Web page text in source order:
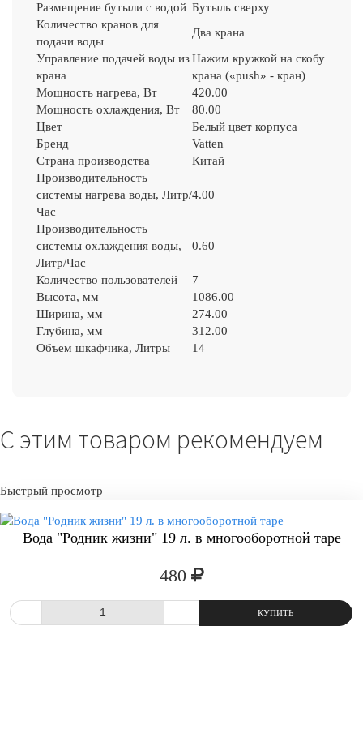
Размещение бутыли с водой Бутыль сверху
Количество кранов для
подачи воды
Два крана
Управление подачей воды из
крана
Нажим кружкой на скобу
крана («push» - кран)
Мощность нагрева, Вт
420.00
Мощность охлаждения, Вт
80.00
Цвет
Белый цвет корпуса
Бренд
Vatten
Страна производства
Китай
Производительность
системы нагрева воды, Литр/
Час
4.00
Производительность
системы охлаждения воды,
Литр/Час
0.60
Количество пользователей
7
Высота, мм
1086.00
Ширина, мм
274.00
Глубина, мм
312.00
Объем шкафчика, Литры
14
С этим товаром рекомендуем
Быстрый просмотр
Вода "Родник жизни" 19 л. в многооборотной таре
480